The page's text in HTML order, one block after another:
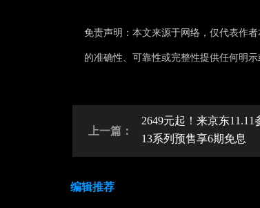
免责声明：本文来源于网络，仅代表作
的准确性、可靠性或完整性提供任何明
上一篇：
2649元起！来京东11.11
13系列预售享6期免息
编辑推荐